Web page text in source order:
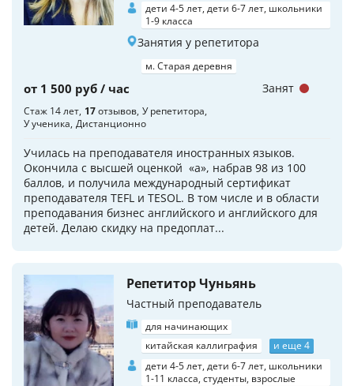
дети 4-5 лет, дети 6-7 лет, школьники
1-9 класса
Занятия у репетитора
м. Старая деревня
от 1 500 руб / час
Стаж 14 лет 17отзывов У репетитора
У ученика Дистанционно
Училась на преподавателя иностранных языков.
Окончила с высшей оценкой «a», набрав 98 из 100
баллов, и получила международный сертификат
преподавателя TEFL и TESOL. В том числе и в области
преподавания бизнес английского и английского для
детей. Делаю скидку на предоплат...
Занят
Репетитор Чуньянь
Частный преподаватель
для начинающих
китайская каллиграфия
и еще 4
дети 4-5 лет, дети 6-7 лет, школьники
1-11 класса, студенты, взрослые